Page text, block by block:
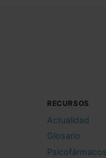
RECURSOS
Actualidad
Glosario
Psicofármacos